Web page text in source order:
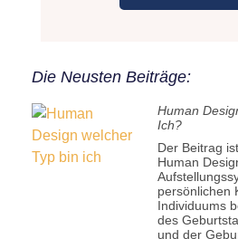
Die Neusten Beiträge:
Human
Ich?
Der Beitrag
Human
persönlichen
Individuums
des
und der